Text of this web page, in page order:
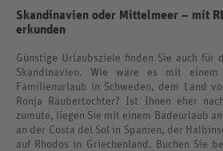
Skandinavien oder Mittelmeer – mit
erkunden
Günstige Urlaubsziele finden Sie auch für
Skandinavien. Wie wäre es mit einem
Familienurlaub in Schweden, dem Land
Ronja Räubertochter? Ist Ihnen eher
zumute, liegen Sie mit einem Badeurlaub
an der Costa del Sol in Spanien, der
auf Rhodos in Griechenland. Buchen Sie